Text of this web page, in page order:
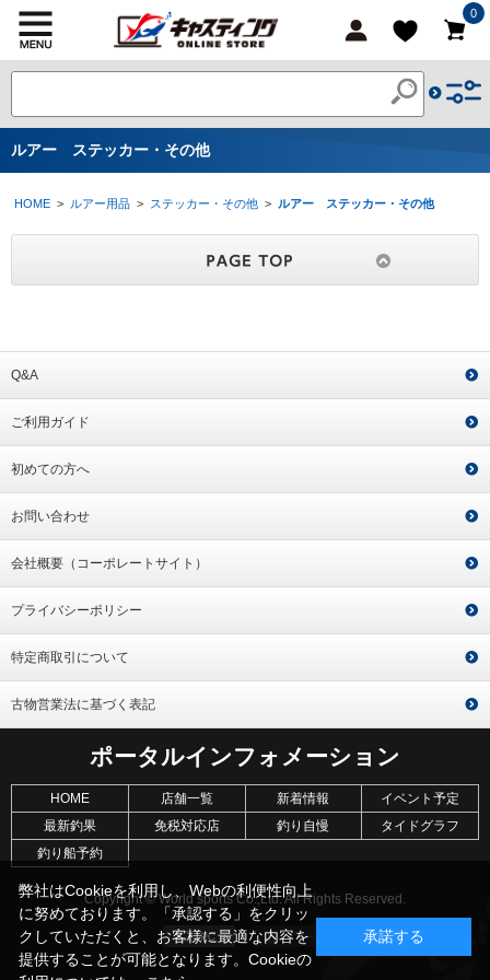
0
ルアー ステッカー・その他
HOME > ルアー用品 > ステッカー・その他 > ルアー ステッカー・その他
Q&A
ご利用ガイド
初めての方へ
お問い合わせ
会社概要（コーポレートサイト）
プライバシーポリシー
特定商取引について
古物営業法に基づく表記
ポータルインフォメーション
HOME 店舗一覧 新着情報
イベント予定
最新釣果
免税対応店 釣り自慢
タイドグラフ
釣り船予約
Copyright © World sports Co.,Ltd. All Rights Reserved.
弊社はCookieを利用し、Webの利便性向上
に努めております。「承認する」をクリッ
クしていただくと、お客様に最適な内容を
提供することが可能となります。Cookieの
承諾する